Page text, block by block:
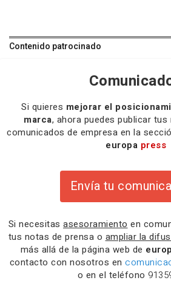
Contenido patrocinado
Si quieres mejorar el
marca, ahora puedes publicar
comunicados de empresa en la
europa press
Envía tu
Si necesitas asesoramiento en
tus notas de prensa o ampliar la
más allá de la página web de
contacto con nosotros en
o en el teléfono